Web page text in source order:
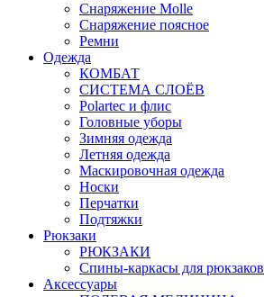
Снаряжение Molle
Снаряжение поясное
Ремни
Одежда
КОМБАТ
СИСТЕМА СЛОЁВ
Polartec и флис
Головные уборы
Зимняя одежда
Летняя одежда
Маскировочная одежда
Носки
Перчатки
Подтяжки
Рюкзаки
РЮКЗАКИ
Спины-каркасы для рюкзаков
Аксессуары